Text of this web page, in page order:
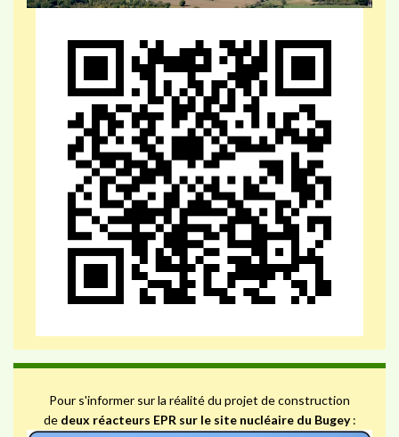
Pour s'informer sur la réalité du projet de construction
de deux réacteurs EPR sur le site nucléaire du Bugey: